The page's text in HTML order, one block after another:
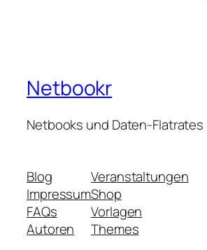
Netbookr
Netbooks und Daten-Flatrates
Blog
Impressum
FAQs
Autoren
Veranstaltungen
Shop
Vorlagen
Themes